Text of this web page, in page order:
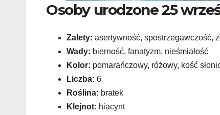
Osoby urodzone 25
Zalety: asertywność, spostrzegawczość,
Wady: bierność, fanatyzm, nieśmiałość
Kolor: pomarańczowy, różowy, kość
Liczba: 6
Roślina: bratek
Klejnot: hiacynt